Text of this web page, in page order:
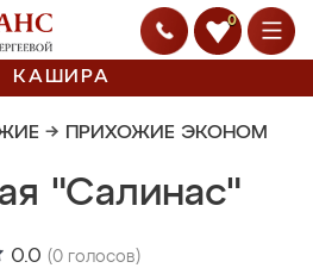
0
КАШИРА
→ ПРИХОЖИЕ ЭКОНОМ
"Салинас"
0.0 (0 голосов)